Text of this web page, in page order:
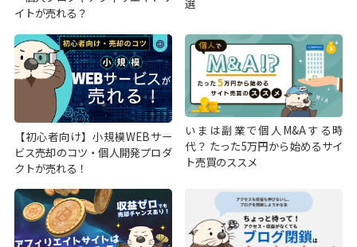
イトが売れる？
【初心者向け】小規模WEBサー
ビス売却のコツ・個人開発プロダ
クトが売れる！
いまは副業で個人M&Aする時
代？ たった5万円から始めるサイ
ト売買のススメ